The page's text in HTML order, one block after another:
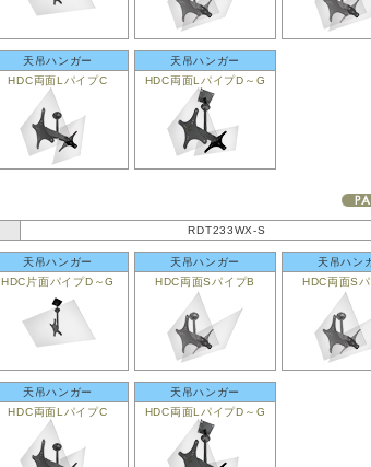
天吊ハンガー
HDC両面LパイプC
天吊ハンガー
HDC両面LパイプD～G
RDT233WX-S
天吊ハンガー
HDC片面パイプD～G
天吊ハンガー
HDC両面SパイプB
天吊ハン
HDC両面S
天吊ハンガー
HDC両面LパイプC
天吊ハンガー
HDC両面LパイプD～G